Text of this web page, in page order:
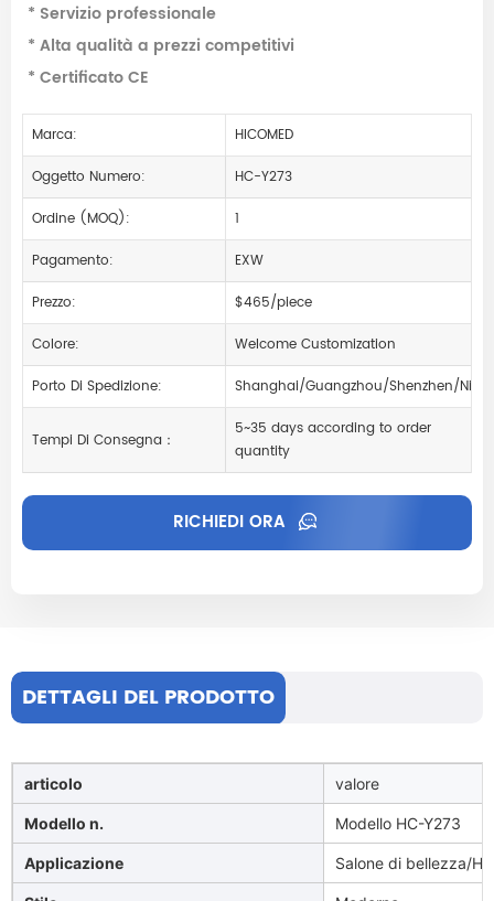
* Servizio professionale
* Alta qualità a prezzi competitivi
* Certificato CE
Marca:
HICOMED
Oggetto Numero:
HC-Y273
Ordine (MOQ):
1
Pagamento:
EXW
Prezzo:
$465/piece
Colore:
Welcome Customization
Porto Di Spedizione:
Shanghai/Guangzhou/Shenzhen/
Tempi Di Consegna：
5~35 days according to order
quantity
RICHIEDI ORA
DETTAGLI DEL PRODOTTO
articolo valore
Modello n. Modello HC-Y273
Applicazione Salone di bellezza/